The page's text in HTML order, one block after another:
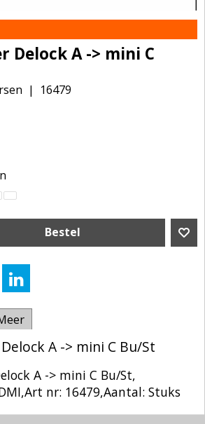
Delock A -> mini C
16479
Bestel
A -> mini C Bu/St
A -> mini C Bu/St,
nr: 16479,Aantal: Stuks